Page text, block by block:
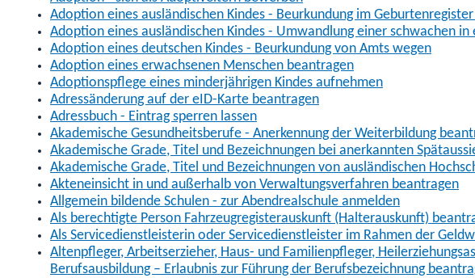
Adoption eines ausländischen Kindes - Beurkundung im
Adoption eines ausländischen Kindes - Umwandlung einer schwachen
Adoption eines deutschen Kindes - Beurkundung von Amts wegen
Adoption eines erwachsenen Menschen beantragen
Adoptionspflege eines minderjährigen Kindes aufnehmen
Adressänderung auf der eID-Karte beantragen
Adressbuch - Eintrag sperren lassen
Akademische Gesundheitsberufe - Anerkennung der Weiterbildung
Akademische Grade, Titel und Bezeichnungen bei anerkannten
Akademische Grade, Titel und Bezeichnungen von ausländischen
Akteneinsicht in und außerhalb von Verwaltungsverfahren beantragen
Allgemein bildende Schulen - zur Abendrealschule anmelden
Als berechtigte Person Fahrzeugregisterauskunft (Halterauskunft)
Als Servicedienstleisterin oder Servicedienstleister im Rahmen der
Altenpfleger, Arbeitserzieher, Haus- und Familienpfleger,
Berufsausbildung – Erlaubnis zur Führung der Berufsbezeichnung